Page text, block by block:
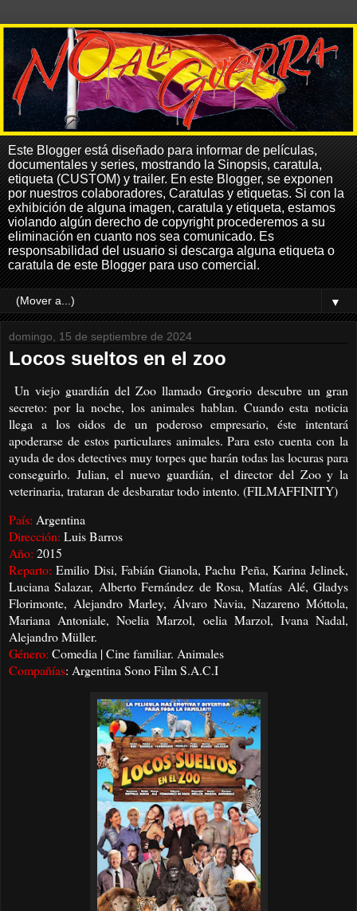
Este Blogger está diseñado para informar de películas,
documentales y series, mostrando la Sinopsis, caratula,
etiqueta (CUSTOM) y trailer. En este Blogger, se exponen
por nuestros colaboradores, Caratulas y etiquetas. Si con la
exhibición de alguna imagen, caratula y etiqueta, estamos
violando algún derecho de copyright procederemos a su
eliminación en cuanto nos sea comunicado. Es
responsabilidad del usuario si descarga alguna etiqueta o
caratula de este Blogger para uso comercial.
▼
domingo, 15 de septiembre de 2024
Locos sueltos en el zoo
Un viejo guardián del Zoo llamado Gregorio descubre un gran
secreto: por la noche, los animales hablan. Cuando esta noticia
llega a los oidos de un poderoso empresario, éste intentará
apoderarse de estos particulares animales. Para esto cuenta con la
ayuda de dos detectives muy torpes que harán todas las locuras para
conseguirlo. Julian, el nuevo guardián, el director del Zoo y la
veterinaria, trataran de desbaratar todo intento. (FILMAFFINITY)
País: Argentina
Dirección: Luis Barros
Año: 2015
Reparto:Emilio Disi, Fabián Gianola, Pachu Peña, Karina Jelinek,
Luciana Salazar, Alberto Fernández de Rosa, Matías Alé, Gladys
Florimonte, Alejandro Marley, Álvaro Navia, Nazareno Móttola,
Mariana Antoniale, Noelia Marzol, oelia Marzol, Ivana Nadal,
Alejandro Müller.
Género: Comedia | Cine familiar. Animales
Compañías: Argentina Sono Film S.A.C.I